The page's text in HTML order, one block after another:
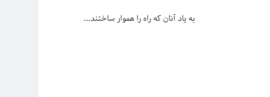
به یاد آنان که راه را هموار ساختند…